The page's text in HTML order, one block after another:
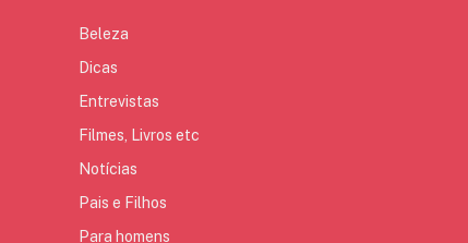
Beleza
Dicas
Entrevistas
Filmes, Livros etc
Notícias
Pais e Filhos
Para homens